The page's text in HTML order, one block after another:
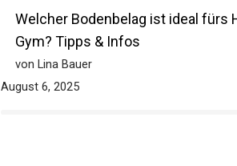
Welcher Bodenbelag ist ideal fürs
Gym? Tipps & Infos
von Lina Bauer
August 6, 2025